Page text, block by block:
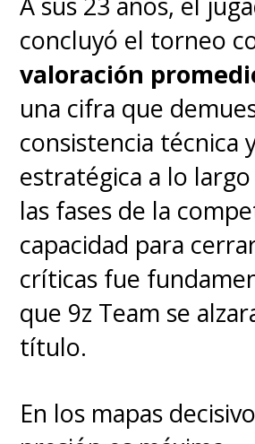
concluyó el torneo
valoración
una cifra que
consistencia técnica
estratégica a lo
las fases de la
capacidad para
críticas fue
que 9z Team se
título.
En los mapas